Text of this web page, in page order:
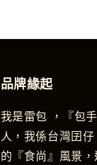
品牌緣起
我是雷包 ，『包
人，我係台灣囝
的『食尚』風景